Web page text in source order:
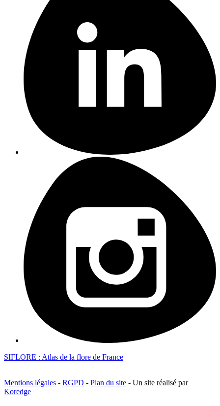
SIFLORE : Atlas de la flore de France
Mentions légales - RGPD - Plan du site - Un site réalisé par
Koredge